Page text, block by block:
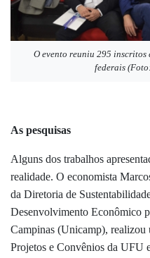
O evento reuniu 295 inscritos
federais
As pesquisas
Alguns dos trabalhos
realidade. O economista
da Diretoria de
Desenvolvimento Econômico
Campinas (Unicamp), realizou
Projetos e Convênios da UFU